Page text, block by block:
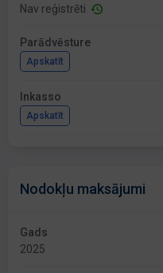
Nav reģistrēti
Parādvēsture
Apskatīt
Inkasso
Apskatīt
Nodokļu maksājumi
Gads
2025